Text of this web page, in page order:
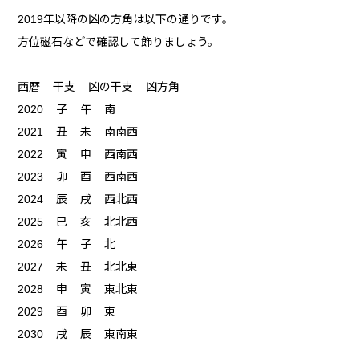
2019年以降の凶の方角は以下の通りです。
方位磁石などで確認して飾りましょう。
西暦 干支 凶の干支 凶方角
2020 子 午 南
2021 丑 未 南南西
2022 寅 申 西南西
2023 卯 酉 西南西
2024 辰 戌 西北西
2025 巳 亥 北北西
2026 午 子 北
2027 未 丑 北北東
2028 申 寅 東北東
2029 酉 卯 東
2030 戌 辰 東南東